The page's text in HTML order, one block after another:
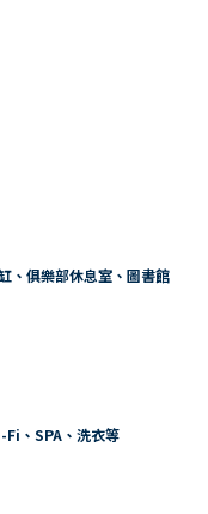
、俱樂部休息室、圖書館
Fi、SPA、洗衣等